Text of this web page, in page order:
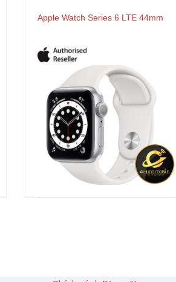
Apple Watch Series 6 LTE 44mm